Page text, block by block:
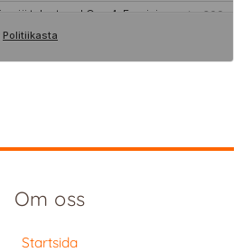
Om oss
Startsida